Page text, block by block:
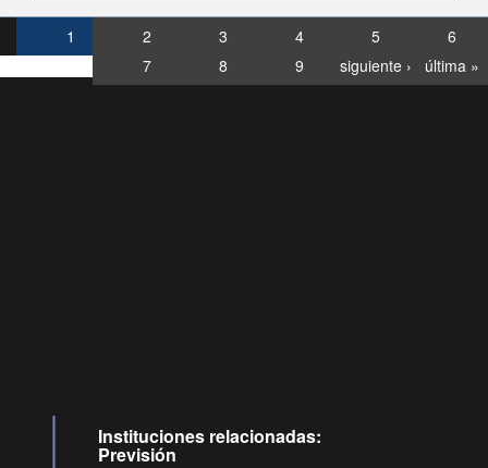
1 2 3 4 5
6
7
8 9 siguiente › última »
Instituciones relacionadas:
Previsión